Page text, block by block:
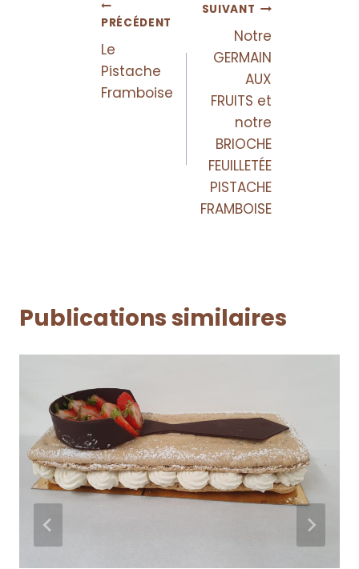
PRÉCÉDENT
Le
Pistache
Framboise
SUIVANT
Notre
GERMAIN
AUX
FRUITS et
notre
BRIOCHE
FEUILLETÉE
PISTACHE
FRAMBOISE
Publications similaires